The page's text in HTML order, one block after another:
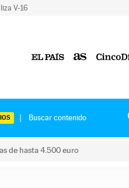
V-16
de hasta 4.500 euro